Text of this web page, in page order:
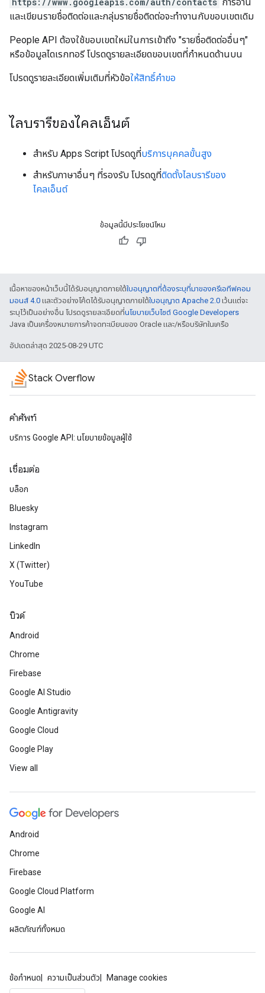
และเขียนรายชื่อติดต่อและกลุ่มรายชื่อติดต่อจะทำงานกับขอบเขตเดิม
People API ต้องใช้ขอบเขตใหม่ในการเข้าถึง "รายชื่อติดต่ออื่นๆ"
หรือข้อมูลไดเรกทอรี โปรดดูรายละเอียดขอบเขตที่กำหนดด้านบน
โปรดดูรายละเอียดเพิ่มเติมที่หัวข้อให้สิทธิ์คำขอ
ไลบรารีของไคลเอ็นต์
สำหรับ Apps Script โปรดดูที่บริการบุคคลขั้นสูง
สำหรับภาษาอื่นๆ ที่รองรับ โปรดดูที่ติดตั้งไลบรารีของ
ไคลเอ็นต์
ข้อมูลนี้มีประโยชน์ไหม
เนื้อหาของหน้าเว็บนี้ได้รับอนุญาตภายใต้ใบอนุญาตที่ต้องระบุที่มาของครีเอทีฟคอม
มอนส์ 4.0 และตัวอย่างโค้ดได้รับอนุญาตภายใต้ใบอนุญาต Apache 2.0 เว้นแต่จะ
ระบุไว้เป็นอย่างอื่น โปรดดูรายละเอียดที่นโยบายเว็บไซต์ Google Developers
Java เป็นเครื่องหมายการค้าจดทะเบียนของ Oracle และ/หรือบริษัทในเครือ
อัปเดตล่าสุด 2025-08-29 UTC
Stack Overflow
คำศัพท์
บริการ Google API: นโยบายข้อมูลผู้ใช้
เชื่อมต่อ
บล็อก
Bluesky
Instagram
LinkedIn
X (Twitter)
YouTube
บิวด์
Android
Chrome
Firebase
Google AI Studio
Google Antigravity
Google Cloud
Google Play
View all
Android
Chrome
Firebase
Google Cloud Platform
Google AI
ผลิตภัณฑ์ทั้งหมด
ข้อกำหนด ความเป็นส่วนตัว Manage cookies